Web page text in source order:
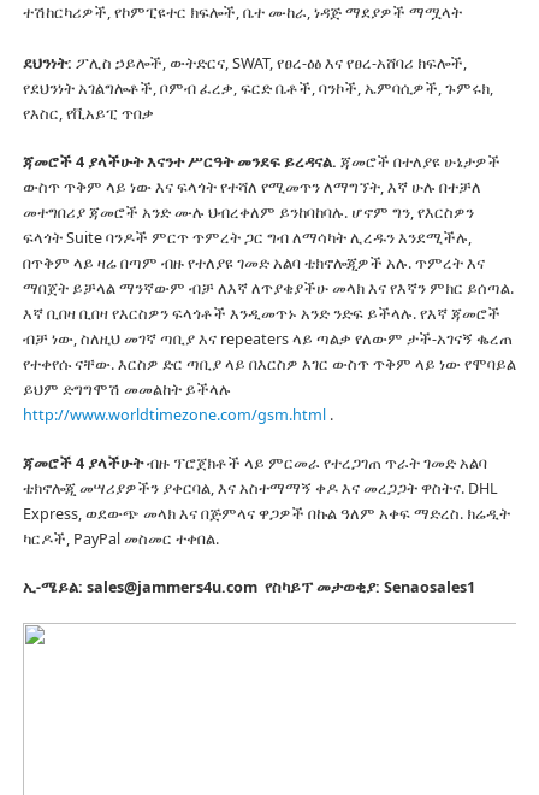
ተሽከርካሪዎች, የኮምፒዩተር ክፍሎች, ቤተ ሙከራ, ነዳጅ ማደያዎች ማሟላት
ደህንነት: ፖሊስ ኃይሎች, ውትድርና, SWAT, የፀረ-ዕፅ እና የፀረ-አሸባሪ ክፍሎች,
የደህንነት አገልግሎቶች, ቦምብ ፈረቃ, ፍርድ ቤቶች, ባንኮች, ኤምባሲዎች, ጉምሩክ,
የእስር, የቪአይፒ ጥበቃ
ጃመሮች 4 ያላችሁት እናንተ ሥርዓት መንደፍ ይረዳናል. ጃመሮች በተለያዩ ሁኔታዎች
ውስጥ ጥቅም ላይ ነው እና ፍላጎት የተሻለ የሚመጥን ለማግኘት, እኛ ሁሉ በተቻለ
መተግበሪያ ጃመሮች አንድ ሙሉ ህብረቀለም ይንከባከባሉ. ሆኖም ግን, የእርስዎን
ፍላጎት Suite ባንዶች ምርጥ ጥምረት ጋር ግብ ለማሳካት ሊረዱን እንደሚችሉ,
በጥቅም ላይ ዛሬ በጣም ብዙ የተለያዩ ገመድ አልባ ቴክኖሎጂዎች አሉ.ጥምረት እና
ማበጀት ይቻላል ማንኛውም ብቻ ለእኛ ለጥያቄያችሁ መላክ እና የእኛን ምክር ይሰጣል.
እኛ ቢበዛ ቢበዛ የእርስዎን ፍላጎቶች እንዲመጥኑ አንድ ንድፍ ይችላሉ.የእኛ ጃመሮች
ብቻ ነው, ስለዚህ መገኛ ጣቢያ እና repeaters ላይ ጣልቃ የለውም ታች-አገናኝ ቈረጠ
የተቀየሱ ናቸው.እርስዎ ድር ጣቢያ ላይ በእርስዎ አገር ውስጥ ጥቅም ላይ ነው የሞባይል
ይህም ድግግሞሽ መመልከት ይችላሉ
http://www.worldtimezone.com/gsm.html.
ጃመሮች 4 ያላችሁትብዙ ፕሮጀክቶች ላይ ምርመራ የተረጋገጠ ጥራት ገመድ አልባ
ቴክኖሎጂ መሣሪያዎችን ያቀርባል, እና አስተማማኝ ቀዶ እና መረጋጋት ዋስትና. DHL
Express, ወደውጭ መላክ እና በጅምላና ዋጋዎች በኩል ዓለም አቀፍ ማድረስ. ክሬዲት
ካርዶች, PayPal መስመር ተቀበል.
ኢ-ሜይል: sales@jammers4u.com የስካይፕ መታወቂያ: Senaosales1